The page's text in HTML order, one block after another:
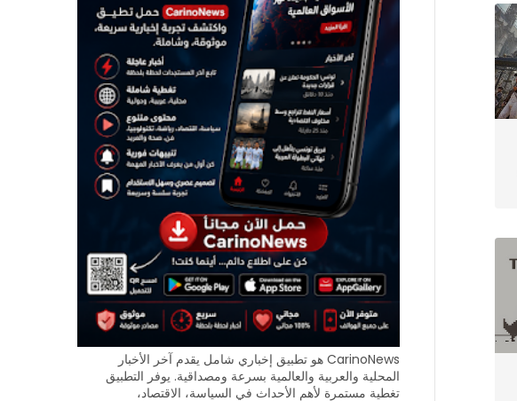
CarinoNews هو تطبيق إخباري شامل يقدم آخر الأخبار
المحلية والعربية والعالمية بسرعة ومصداقية. يوفر التطبيق
تغطية مستمرة لأهم الأحداث في السياسة، الاقتصاد،